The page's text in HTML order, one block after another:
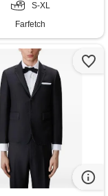
S-XL
Farfetch